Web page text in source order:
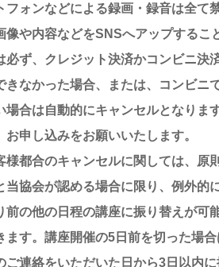
フォンなどによる録画・録音は全て
像や内容などをSNSへアップするこ
必ず、クレジット決済かコンビニ決
きなかった場合、または、コンビ
場合は自動的にキャンセルとなり
申し込みをお願いいたします。
様都合のキャンセルに関しては、
当協会が認める場合に限り、例外
前の他の日程の講座に振り替えが
ます。講座開催の5日前を切った場
ご連絡をいただいた日から3日以内